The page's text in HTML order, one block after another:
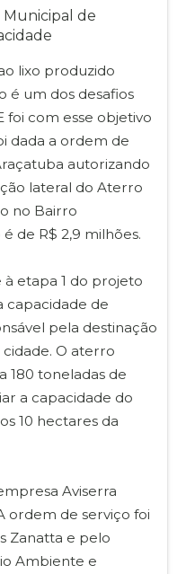
lixo produzido
é um dos desafios
foi com esse objetivo
dada a ordem de
autorizando
lateral do Aterro
no Bairro
de R$ 2,9 milhões.
etapa 1 do projeto
capacidade de
pela destinação
cidade. O aterro
180 toneladas de
a capacidade do
10 hectares da
Aviserra
ordem de serviço foi
Zanatta e pelo
Ambiente e